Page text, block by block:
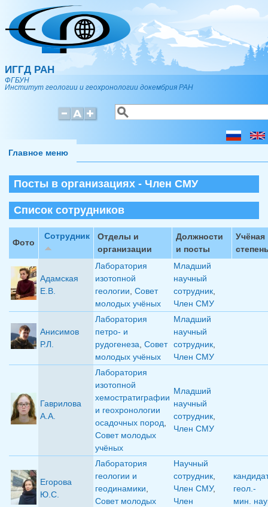
Перейти к основному содержанию
ИГГД РАН
ФГБУН
Институт геологии и геохронологии докембрия РАН
Форма поиска
Поиск
Главное меню
Посты в организациях - Член СМУ
Список сотрудников
Фото
Сотрудник
Отделы и
организации
Должности
и посты
Учёная
Адамская
Е.В.
Лаборатория
изотопной
геологии, Совет
молодых учёных
Младший
научный
сотрудник,
Член СМУ
Анисимов
Р.Л.
Лаборатория
петро- и
рудогенеза, Совет
молодых учёных
Младший
научный
сотрудник,
Член СМУ
Гаврилова
А.А.
Лаборатория
изотопной
хемостратиграфии
и геохронологии
осадочных пород,
Совет молодых
учёных
Младший
научный
сотрудник,
Член СМУ
Егорова
Ю.С.
Лаборатория
геологии и
геодинамики,
Совет молодых
Научный
сотрудник,
Член СМУ,
Член
геол.-
мин.